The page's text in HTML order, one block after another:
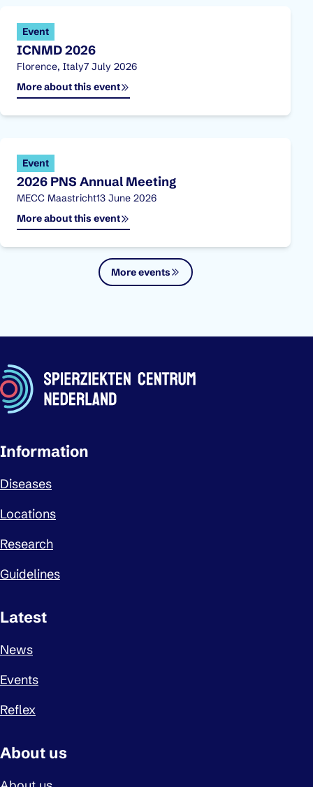
ICNMD 2026
Event
Location:
Florence, Italy
Published on:7 July 2026
More about this event
2026 PNS Annual Meeting
Event
Location:
MECC Maastricht
Published on:
13 June 2026
More about this event
More events
Important links
Information
Diseases
Locations
Research
Guidelines
Latest
News
Events
Reflex
About us